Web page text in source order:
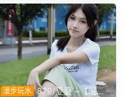
漫步玩水 879/夏夏 ~【漫步